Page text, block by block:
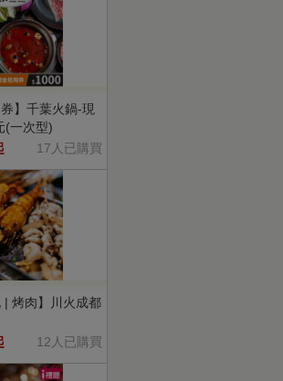
券】千葉火鍋-現
(一次型)
17人已購買
| 烤肉】川火成都
12人已購買